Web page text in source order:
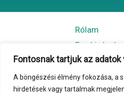
Fontosnak tartjuk az
A böngészési élmény fokozása, a
hirdetések vagy tartalmak
Rólam
Egy kis
További
Könyvem
Sajtó